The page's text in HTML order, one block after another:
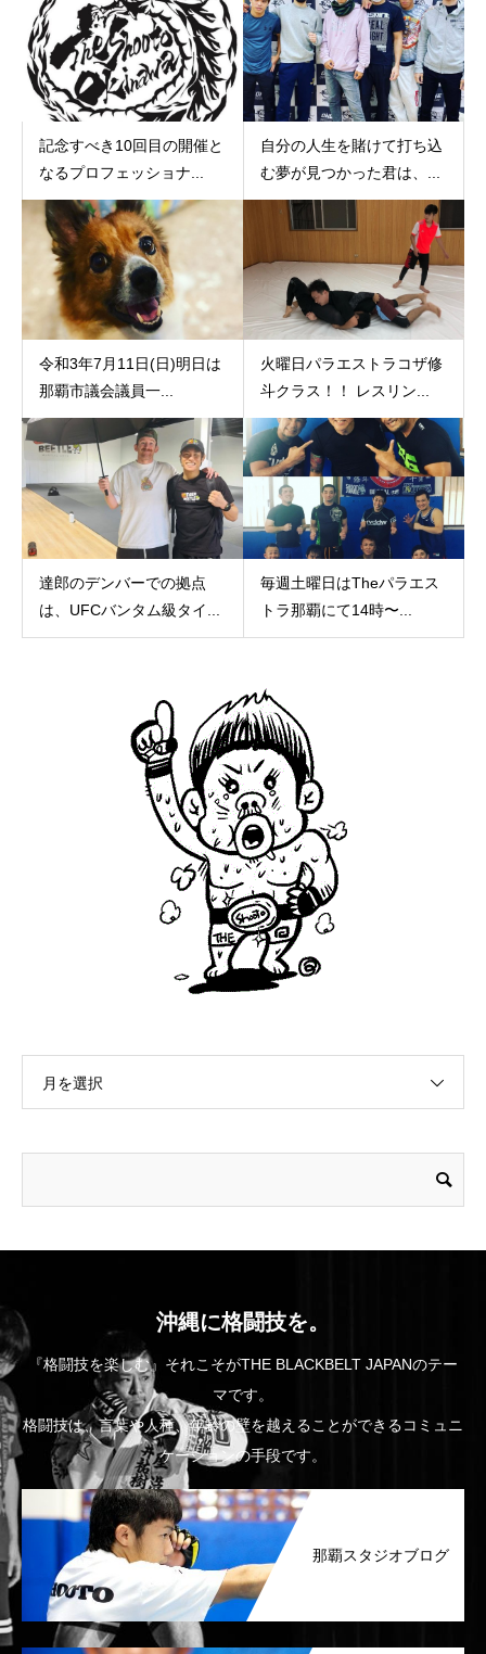
記念すべき10回目の開催と
なるプロフェッショナ...
自分の人生を賭けて打ち込
む夢が見つかった君は、...
令和3年7月11日(日)明日は
那覇市議会議員一...
火曜日パラエストラコザ修
斗クラス！！ レスリン...
達郎のデンバーでの拠点
は、UFCバンタム級タイ...
毎週土曜日はTheパラエス
トラ那覇にて14時〜...
月を選択
沖縄に格闘技を。
『格闘技を楽しむ』それこそがTHE BLACKBELT JAPANのテー
マです。
格闘技は、言葉や人種、年齢の壁を越えることができるコミュニ
ケーションの手段です。
那覇スタジオブログ